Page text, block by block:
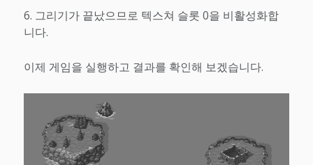
그리기가 끝났으므로 텍스쳐 슬롯 0을 비활성화합
니다.
이제 게임을 실행하고 결과를 확인해 보겠습니다.